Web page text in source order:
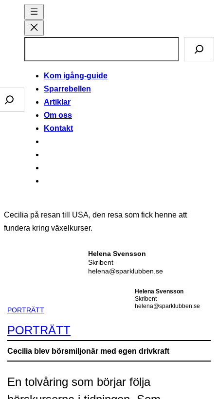
innehåll
Sparklubben
Kom igång-guide
Sparrebellen
Artiklar
Om oss
Kontakt
Cecilia på resan till USA, den resa som fick henne att
fundera kring växelkurser.
Helena Svensson
Skribent
helena@sparklubben.se
PORTRÄTT
Helena Svensson
Skribent
helena@sparklubben.se
PORTRÄTT
Cecilia blev börsmiljonär med egen drivkraft
En tolvåring som börjar följa